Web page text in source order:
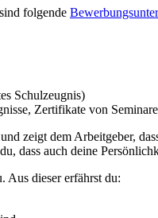
folgende
Schulzeugnis)
Zertifikate von
und zeigt dem Arbeitgeber,
dass auch deine
Aus dieser erfährst du: